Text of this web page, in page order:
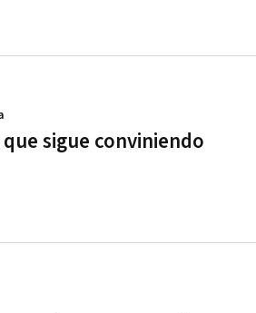
sigue conviniendo